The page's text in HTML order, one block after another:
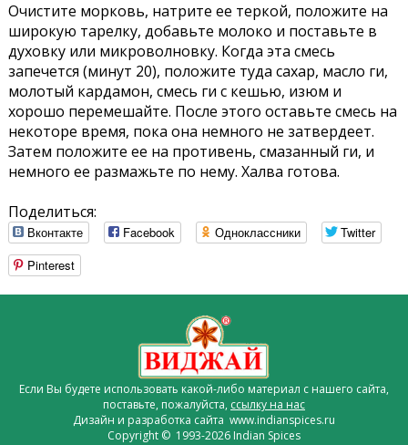
Очистите морковь, натрите ее теркой, положите на
широкую тарелку, добавьте молоко и поставьте в
духовку или микроволновку. Когда эта смесь
запечется (минут 20), положите туда сахар, масло ги,
молотый кардамон, смесь ги с кешью, изюм и
хорошо перемешайте. После этого оставьте смесь на
некоторе время, пока она немного не затвердеет.
Затем положите ее на противень, смазанный ги, и
немного ее размажьте по нему. Халва готова.
Поделиться:
Вконтакте Facebook Одноклассники
Twitter
Pinterest
Если Вы будете использовать какой-либо материал с нашего сайта,
поставьте, пожалуйста, ссылку на нас
Дизайн и разработка сайта www.indianspices.ru
Copyright © 1993-2026 Indian Spices